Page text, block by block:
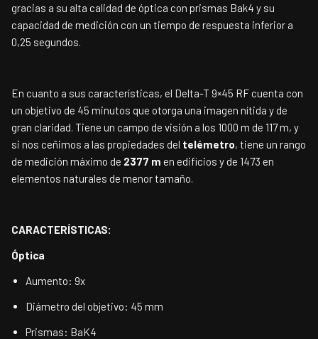
gracias a su alta calidad de óptica con prismas Bak4 y su
capacidad de medición con un tiempo de respuesta inferior a
0,25 segundos.
En cuanto a sus características, el Delta-T 9×45 RF cuenta con
un objetivo de 45 minutos que otorga una imagen nítida y de
gran claridad. Tiene un campo de visión a los 1000 m de 117 m, y
si nos ceñimos a las propiedades del telémetro, tiene un rango
de medición máximo de 2377 m en edificios y de 1473 en
elementos naturales de menor tamaño.
CARACTERÍSTICAS:
Óptica
Aumento: 9x
Diámetro del objetivo: 45 mm
Prismas: BaK4